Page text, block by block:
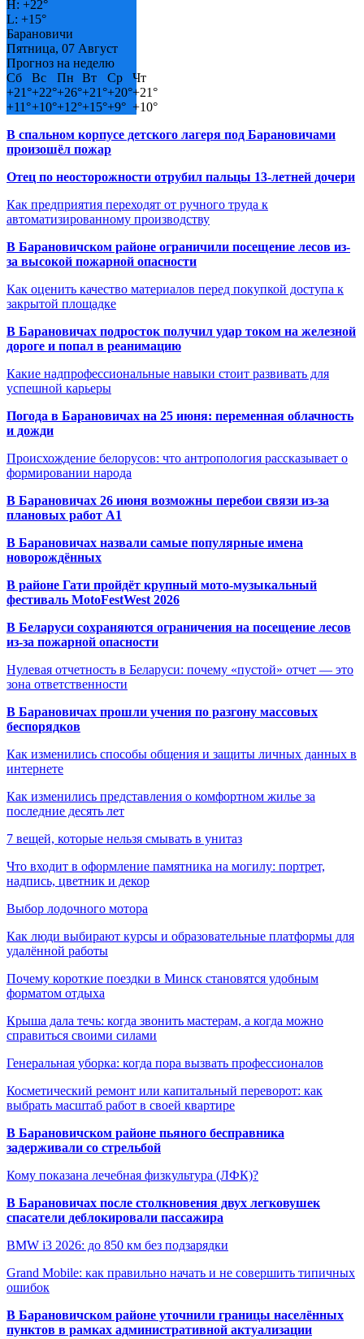
H: +22°
L: +15°
Барановичи
Пятница, 07 Август
Прогноз на неделю
Сб
Вс Пн Вт Ср
Чт
+21°+22°+26°+21°+20°+21°
+11°+10°+12°+15°+9° +10°
В спальном корпусе детского лагеря под Барановичами
произошёл пожар
Отец по неосторожности отрубил пальцы 13-летней дочери
Как предприятия переходят от ручного труда к
автоматизированному производству
В Барановичском районе ограничили посещение лесов из-
за высокой пожарной опасности
Как оценить качество материалов перед покупкой доступа к
закрытой площадке
В Барановичах подросток получил удар током на железной
дороге и попал в реанимацию
Какие надпрофессиональные навыки стоит развивать для
успешной карьеры
Погода в Барановичах на 25 июня: переменная облачность
и дожди
Происхождение белорусов: что антропология рассказывает о
формировании народа
В Барановичах 26 июня возможны перебои связи из-за
плановых работ A1
В Барановичах назвали самые популярные имена
новорождённых
В районе Гати пройдёт крупный мото-музыкальный
фестиваль MotoFestWest 2026
В Беларуси сохраняются ограничения на посещение лесов
из-за пожарной опасности
Нулевая отчетность в Беларуси: почему «пустой» отчет — это
зона ответственности
В Барановичах прошли учения по разгону массовых
беспорядков
Как изменились способы общения и защиты личных данных в
интернете
Как изменились представления о комфортном жилье за
последние десять лет
7 вещей, которые нельзя смывать в унитаз
Что входит в оформление памятника на могилу: портрет,
надпись, цветник и декор
Выбор лодочного мотора
Как люди выбирают курсы и образовательные платформы для
удалённой работы
Почему короткие поездки в Минск становятся удобным
форматом отдыха
Крыша дала течь: когда звонить мастерам, а когда можно
справиться своими силами
Генеральная уборка: когда пора вызвать профессионалов
Косметический ремонт или капитальный переворот: как
выбрать масштаб работ в своей квартире
В Барановичском районе пьяного бесправника
задерживали со стрельбой
Кому показана лечебная физкультура (ЛФК)?
В Барановичах после столкновения двух легковушек
спасатели деблокировали пассажира
BMW i3 2026: до 850 км без подзарядки
Grand Mobile: как правильно начать и не совершить типичных
ошибок
В Барановичском районе уточнили границы населённых
пунктов в рамках административной актуализации